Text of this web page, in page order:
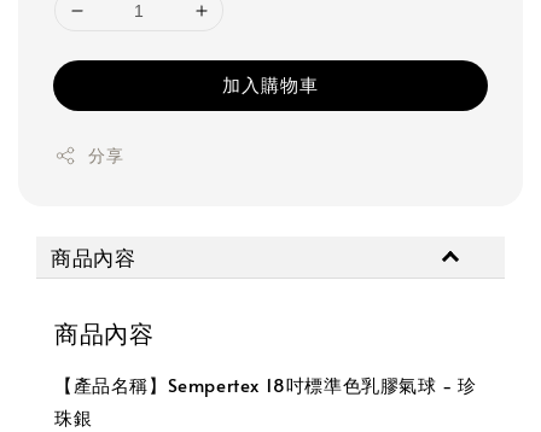
加入購物車
分享
商品內容
商品內容
【產品名稱】Sempertex 18吋標準色乳膠氣球 - 珍
珠銀